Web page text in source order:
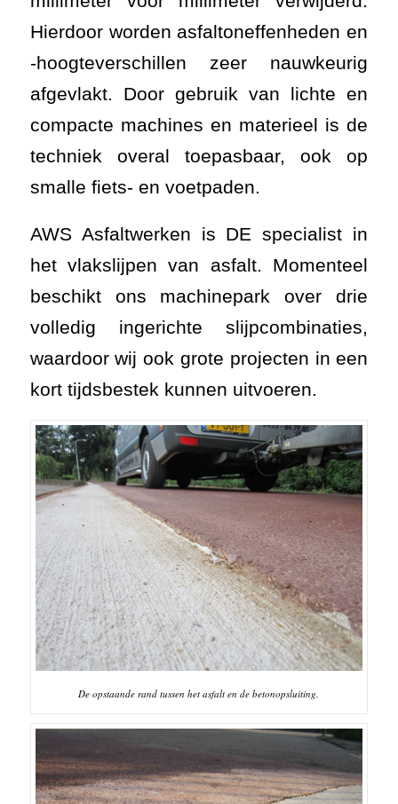
Hierdoor worden asfaltoneffenheden en
-hoogteverschillen zeer nauwkeurig
afgevlakt. Door gebruik van lichte en
compacte machines en materieel is de
techniek overal toepasbaar, ook op
smalle fiets- en voetpaden.
AWS Asfaltwerken is DE specialist in
het vlakslijpen van asfalt. Momenteel
beschikt ons machinepark over drie
volledig ingerichte slijpcombinaties,
waardoor wij ook grote projecten in een
kort tijdsbestek kunnen uitvoeren.
De opstaande rand tussen het asfalt en de betonopsluiting.